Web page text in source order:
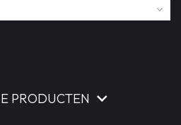
PRODUCTEN